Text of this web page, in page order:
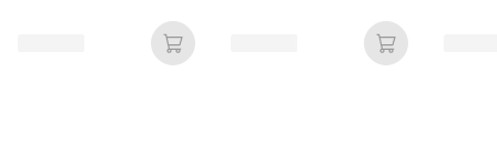
Ajouter au panier Ajouter au